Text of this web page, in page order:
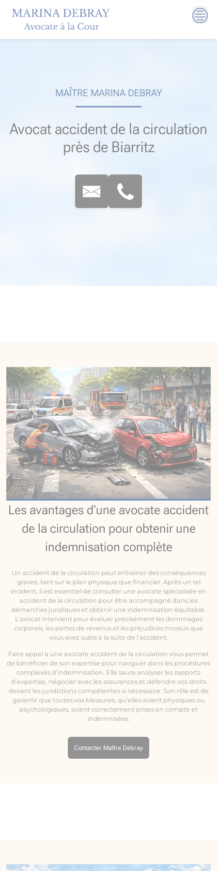
content
MAÎTRE MARINA DEBRAY
Avocat accident de la circulation
près de Biarritz
Les avantages d’une avocate accident
de la circulation pour obtenir une
indemnisation complète
Un accident de la circulation peut entraîner des conséquences
graves, tant sur le plan physique que financier. Après un tel
incident, il est essentiel de consulter une avocate spécialisée en
accident de la circulation pour être accompagné dans les
démarches juridiques et obtenir une indemnisation équitable.
L’avocat intervient pour évaluer précisément les dommages
corporels, les pertes de revenus et les préjudices moraux que
vous avez subis à la suite de l’accident.
Faire appel à une avocate accident de la circulation vous permet
de bénéficier de son expertise pour naviguer dans les procédures
complexes d’indemnisation. Elle saura analyser les rapports
d’expertise, négocier avec les assurances et défendre vos droits
devant les juridictions compétentes si nécessaire. Son rôle est de
garantir que toutes vos blessures, qu’elles soient physiques ou
psychologiques, soient correctement prises en compte et
indemnisées.
Contacter Maître Debray